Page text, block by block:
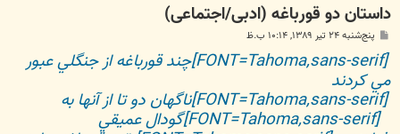
داستان دو قورباغه (ادبی/اجتماعی)
س
ت
پنج‌شنبه ۲۴ تیر ۱۳۸۹, ۱۰:۱۴ ب.ظ
[FONT=Tahoma,sans-serif]چند قورباغه از جنگلي عبور
مي کردند
[FONT=Tahoma,sans-serif]ناگهان دو تا از آنها به
[FONT=Tahoma,sans-serif]گودال عميقي